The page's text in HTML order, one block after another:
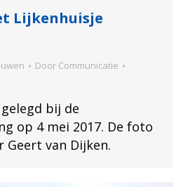
Lijkenhuisje
Door Communicatie
bij de
op 4 mei 2017. De foto
Geert van Dijken.